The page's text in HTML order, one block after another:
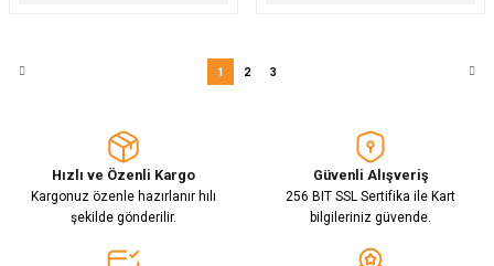
1 2 3
Hızlı ve Özenli Kargo
Kargonuz özenle hazırlanır hılı
şekilde gönderilir.
Güvenli Alışveriş
256 BIT SSL Sertifika ile Kart
bilgileriniz güvende.